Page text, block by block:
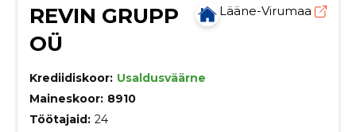
REVIN GRUPP
OÜ
Lääne-Virumaa
Krediidiskoor: Usaldusväärne
Maineskoor: 8910
Töötajaid: 24